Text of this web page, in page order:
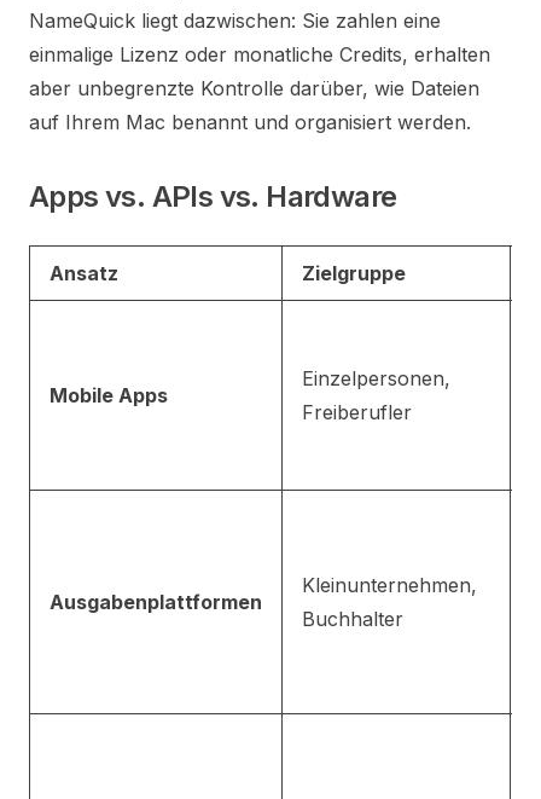
NameQuick liegt dazwischen: Sie zahlen eine
einmalige Lizenz oder monatliche Credits, erhalten
aber unbegrenzte Kontrolle darüber, wie Dateien
auf Ihrem Mac benannt und organisiert werden.
Apps vs. APIs vs. Hardware
Ansatz Zielgruppe
Mobile Apps
Einzelpersonen,
Freiberufler
Ausgabenplattformen
Kleinunternehmen,
Buchhalter